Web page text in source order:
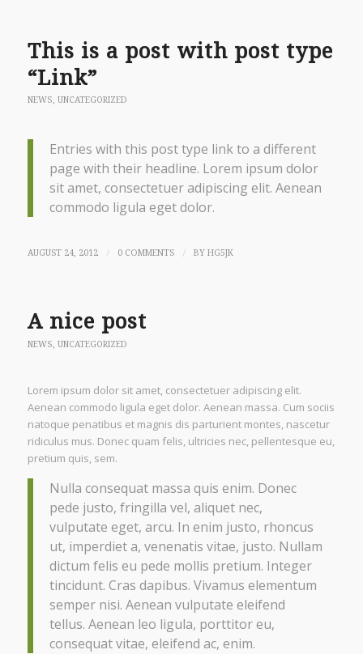
This is a post with post type
“Link”
NEWS UNCATEGORIZED
Entries with this post type link to a different
page with their headline. Lorem ipsum dolor
sit amet, consectetuer adipiscing elit. Aenean
commodo ligula eget dolor.
AUGUST 24, 2012 / 0 COMMENTS / BY HG5JK
A nice post
NEWS, UNCATEGORIZED
Lorem ipsum dolor sit amet, consectetuer adipiscing elit.
Aenean commodo ligula eget dolor. Aenean massa. Cum sociis
natoque penatibus et magnis dis parturient montes, nascetur
ridiculus mus. Donec quam felis, ultricies nec, pellentesque eu,
pretium quis, sem.
Nulla consequat massa quis enim. Donec
pede justo, fringilla vel, aliquet nec,
vulputate eget, arcu. In enim justo, rhoncus
ut, imperdiet a, venenatis vitae, justo. Nullam
dictum felis eu pede mollis pretium. Integer
tincidunt. Cras dapibus. Vivamus elementum
semper nisi. Aenean vulputate eleifend
tellus. Aenean leo ligula, porttitor eu,
consequat vitae, eleifend ac, enim.